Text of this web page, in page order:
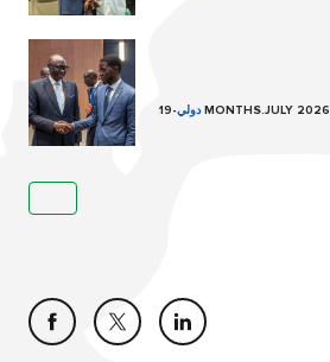
دولي- 19 MONTHS.JULY 2026